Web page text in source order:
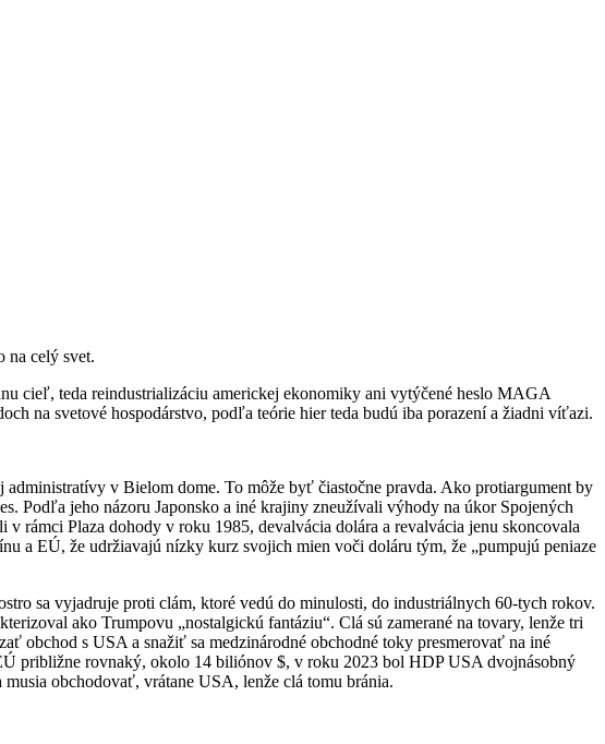
na celý svet.
cieľ, teda reindustrializáciu americkej ekonomiky ani vytýčené heslo MAGA
na svetové hospodárstvo, podľa teórie hier teda budú iba porazení a žiadni víťazi.
v Bielom dome. To môže byť čiastočne pravda. Ako protiargument by
Podľa jeho názoru Japonsko a iné krajiny zneužívali výhody na úkor Spojených
rámci Plaza dohody v roku 1985, devalvácia dolára a revalvácia jenu skoncovala
a EÚ, že udržiavajú nízky kurz svojich mien voči doláru tým, že „pumpujú peniaze
sa vyjadruje proti clám, ktoré vedú do minulosti, do industriálnych 60-tych rokov.
ako Trumpovu „nostalgickú fantáziu“. Clá sú zamerané na tovary, lenže tri
obchod s USA a snažiť sa medzinárodné obchodné toky presmerovať na iné
približne rovnaký, okolo 14 biliónov $, v roku 2023 bol HDP USA dvojnásobný
obchodovať, vrátane USA, lenže clá tomu bránia.